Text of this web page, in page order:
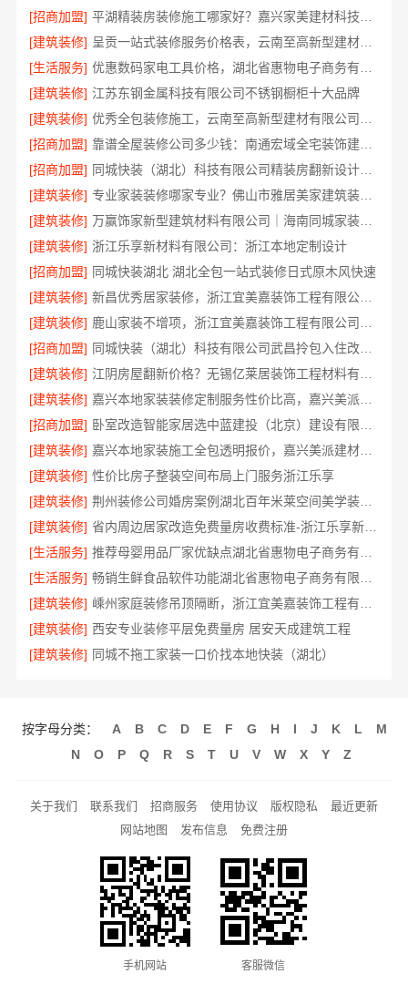
[招商加盟]
[建筑装修]
呈贡一站式装修服务价格表，云南至高新型建材有限公司
[生活服务]
[建筑装修] 江苏东钢金属科技有限公司不锈钢橱柜十大品牌
[建筑装修]
[招商加盟]
靠谱全屋装修公司多少钱：南通宏域全宅装饰建材有限公司
[招商加盟]
同城快装（湖北）科技有限公司精装房翻新设计零增项
[建筑装修]
专业家装装修哪家专业？佛山市雅居美家建筑装饰工程有限公司实力作答
[建筑装修]
万赢饰家新型建筑材料有限公司｜海南同城家装免费勘测
[建筑装修] 浙江乐享新材料有限公司：浙江本地定制设计
[招商加盟] 同城快装湖北 湖北全包一站式装修日式原木风快速
[建筑装修]
新昌优秀居家装修，浙江宜美嘉装饰工程有限公司匠心打造品质家
[建筑装修]
[招商加盟]
同城快装（湖北）科技有限公司武昌拎包入住改造智能家装省心
[建筑装修]
[建筑装修]
[招商加盟]
[建筑装修]
嘉兴本地家装施工全包透明报价，嘉兴美派建材科技有限公司闭口合同
[建筑装修] 性价比房子整装空间布局上门服务浙江乐享
[建筑装修]
荆州装修公司婚房案例湖北百年米莱空间美学装饰材料有限公司
[建筑装修]
省内周边居家改造免费量房收费标准-浙江乐享新材料
[生活服务]
[生活服务]
[建筑装修]
[建筑装修] 西安专业装修平层免费量房 居安天成建筑工程
[建筑装修] 同城不拖工家装一口价找本地快装（湖北）
按字母分类： A B C D E F G H I J K L
M
N
O P Q R S T U V W X Y Z
关于我们 联系我们 招商服务 使用协议 版权隐私
最近更新
网站地图
发布信息 免费注册
手机网站 客服微信